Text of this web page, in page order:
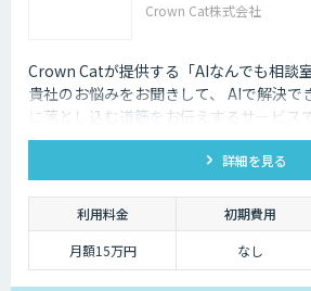
Crown Cat株式会社
Crown Catが提供する「AIなんでも相談
貴社のお悩みをお聞きして、 AIで解決で
に落とし込む道筋をお伝えするサービス
最新の事例はもちろん、自社にあった活
詳細を見る
利用料金 初期費用
月額15万円
なし